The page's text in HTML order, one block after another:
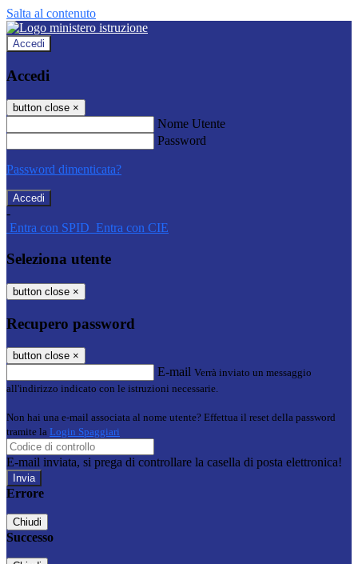
Salta al contenuto
Accedi
Accedi
button close ×
Nome Utente
Password
Password dimenticata?
-
Entra con SPID Entra con CIE
Seleziona utente
button close ×
Recupero password
button close ×
E-mail Verrà inviato un messaggio
all'indirizzo indicato con le istruzioni necessarie.
Non hai una e-mail associata al nome utente? Effettua il reset della password
tramite la Login Spaggiari
E-mail inviata, si prega di controllare la casella di posta elettronica!
Errore
Chiudi
Successo